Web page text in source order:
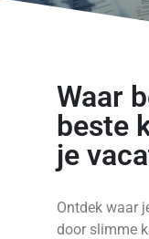
Waar
beste
je
Ontdek waar
door slimme